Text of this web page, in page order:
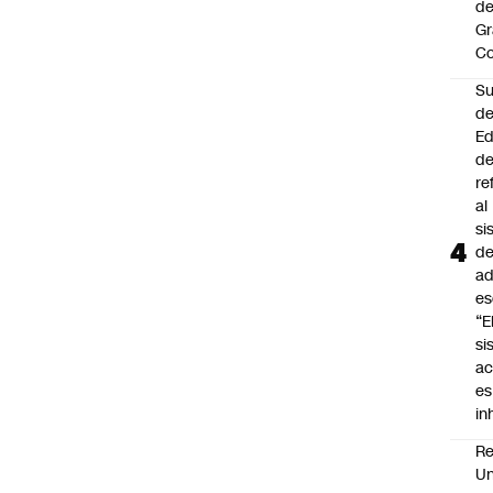
de
al
de
“El